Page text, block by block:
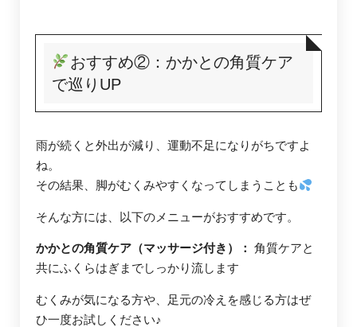
おすすめ②：かかとの角質ケア
で巡りUP
雨が続くと外出が減り、運動不足になりがちですよ
ね。
その結果、脚がむくみやすくなってしまうことも
そんな方には、以下のメニューがおすすめです。
かかとの角質ケア（マッサージ付き）： 角質ケアと
共にふくらはぎまでしっかり流します
むくみが気になる方や、足元の冷えを感じる方はぜ
ひ一度お試しください♪